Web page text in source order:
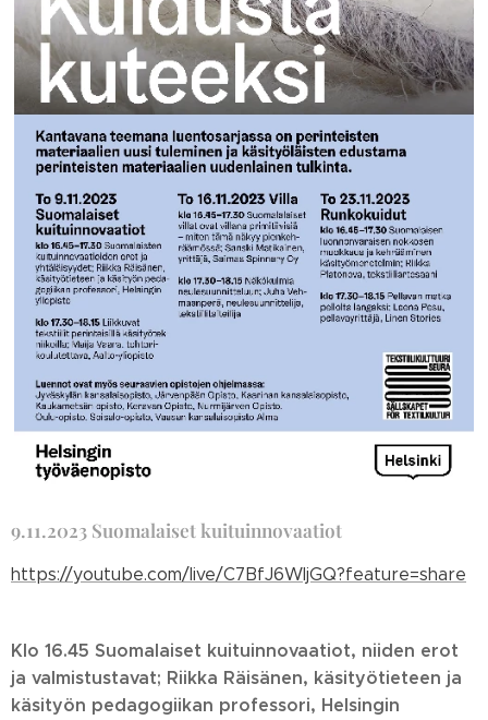
9.11.2023 Suomalaiset kuituinnovaatiot
https://youtube.com/live/C7BfJ6WIjGQ?feature=share
Klo 16.45 Suomalaiset kuituinnovaatiot, niiden erot
ja valmistustavat; Riikka Räisänen, käsityötieteen ja
käsityön pedagogiikan professori, Helsingin